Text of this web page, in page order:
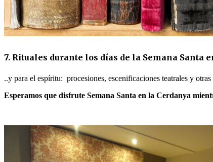
7. Rituales durante los días de la Semana Santa
..y para el espíritu: procesiones, escenificaciones teatrales y
Esperamos que disfrute Semana Santa en la Cerdanya